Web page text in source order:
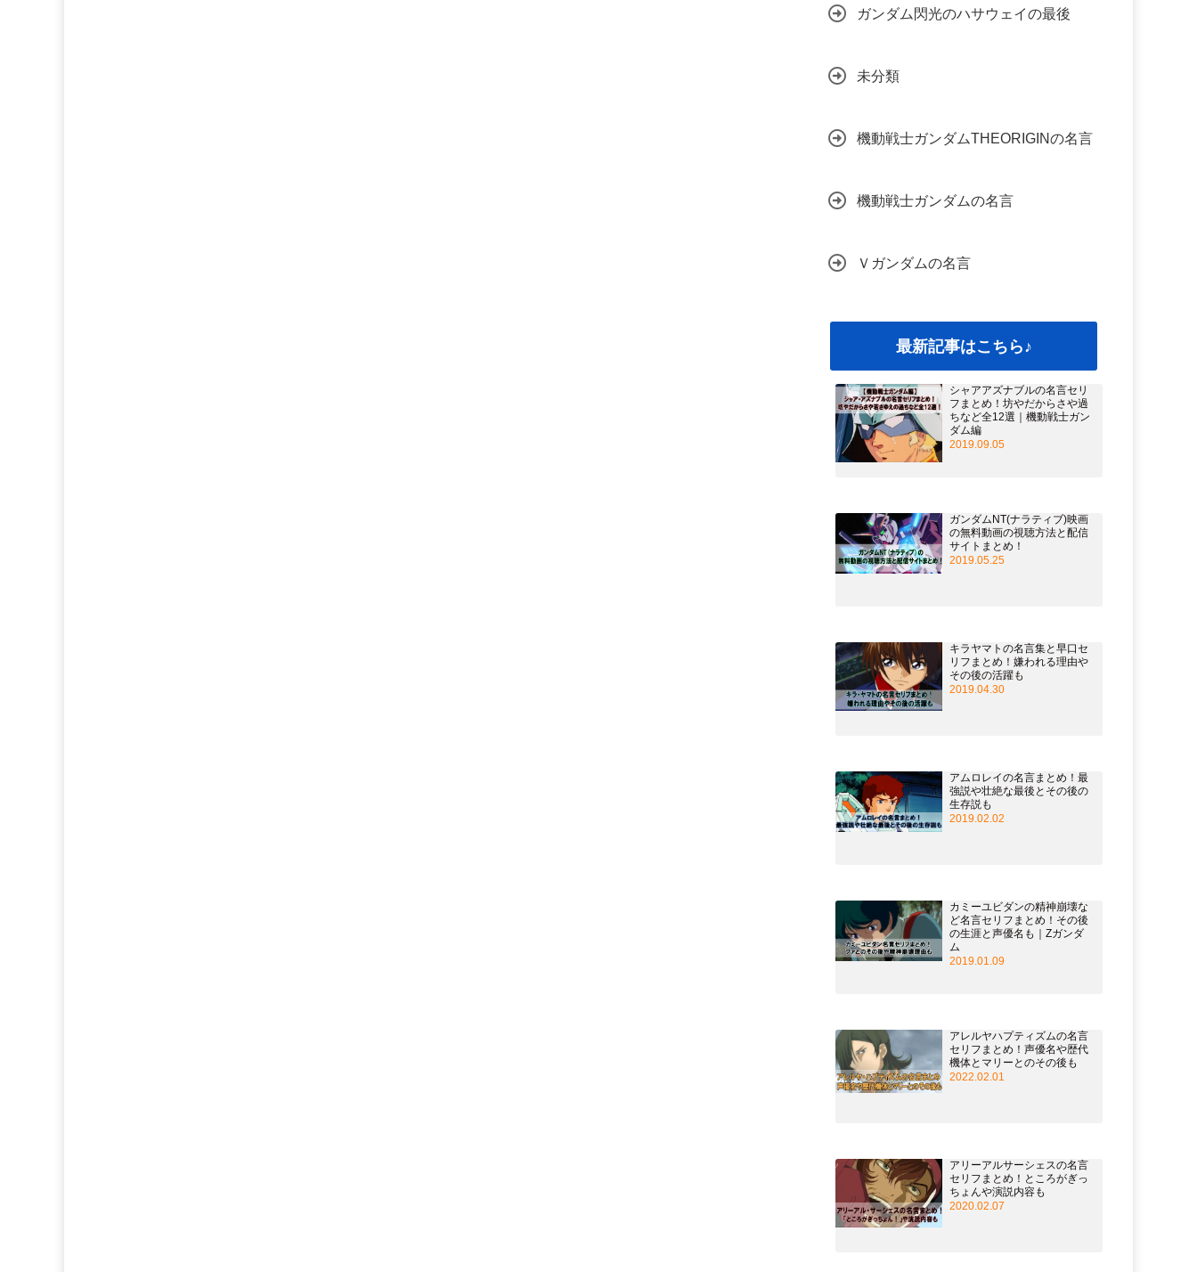
ガンダム閃光のハサウェイの最後
未分類
機動戦士ガンダムTHEORIGINの名言
機動戦士ガンダムの名言
Ｖガンダムの名言
最新記事はこちら♪
シャアアズナブルの名言セリ
フまとめ！坊やだからさや過
ちなど全12選｜機動戦士ガン
ダム編
2019.09.05
ガンダムNT(ナラティブ)映画
の無料動画の視聴方法と配信
サイトまとめ！
2019.05.25
キラヤマトの名言集と早口セ
リフまとめ！嫌われる理由や
その後の活躍も
2019.04.30
アムロレイの名言まとめ！最
強説や壮絶な最後とその後の
生存説も
2019.02.02
カミーユビダンの精神崩壊な
ど名言セリフまとめ！その後
の生涯と声優名も｜Zガンダ
ム
2019.01.09
アレルヤハプティズムの名言
セリフまとめ！声優名や歴代
機体とマリーとのその後も
2022.02.01
アリーアルサーシェスの名言
セリフまとめ！ところがぎっ
ちょんや演説内容も
2020.02.07